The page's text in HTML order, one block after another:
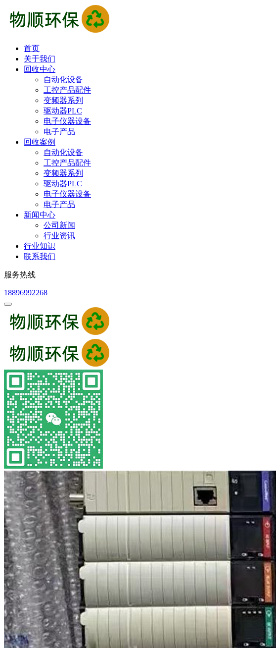
首页
关于我们
回收中心
自动化设备
工控产品配件
变频器系列
驱动器PLC
电子仪器设备
电子产品
回收案例
自动化设备
工控产品配件
变频器系列
驱动器PLC
电子仪器设备
电子产品
新闻中心
公司新闻
行业资讯
行业知识
联系我们
服务热线
18896992268